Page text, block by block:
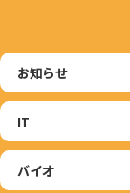
お知らせ
IT
バイオ